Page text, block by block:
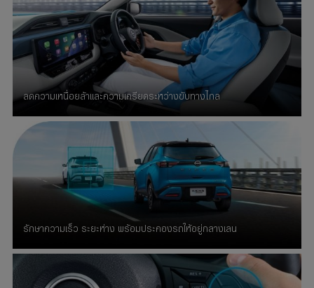
ลดความเหนื่อยล้าและความเครียดระหว่างขับทางไกล
รักษาความเร็ว ระยะห่าง พร้อมประคองรถให้อยู่กลางเลน